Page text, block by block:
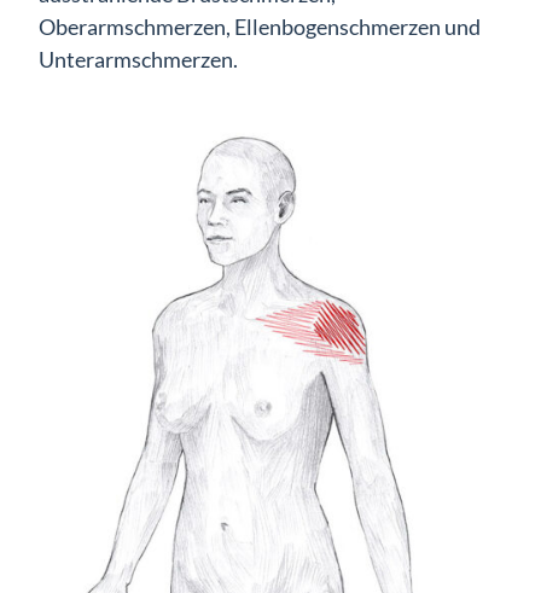
Oberarmschmerzen, Ellenbogenschmerzen und
Unterarmschmerzen.